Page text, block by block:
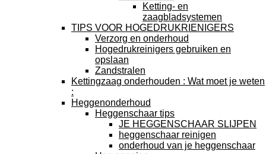
Ketting- en
zaagbladsystemen
TIPS VOOR HOGEDRUKRIENIGERS
Verzorg en onderhoud
Hogedrukreinigers gebruiken en
opslaan
Zandstralen
Kettingzaag onderhouden : Wat moet je weten
:
Heggenonderhoud
Heggenschaar tips
JE HEGGENSCHAAR SLIJPEN
heggenschaar reinigen
onderhoud van je heggenschaar